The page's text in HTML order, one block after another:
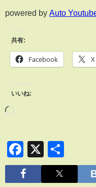
powered by Auto
共有:
Facebook X
いいね:
Facebook
X
有